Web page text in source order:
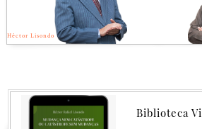
Héctor Lisondo
Biblioteca